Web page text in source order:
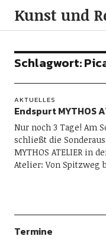
Kunst und
Schlagwort:
AKTUELLES
Endspurt MYTHOS
Nur noch 3 Tage! Am
schließt die
MYTHOS ATELIER in
Atelier: Von Spitzweg
Termine